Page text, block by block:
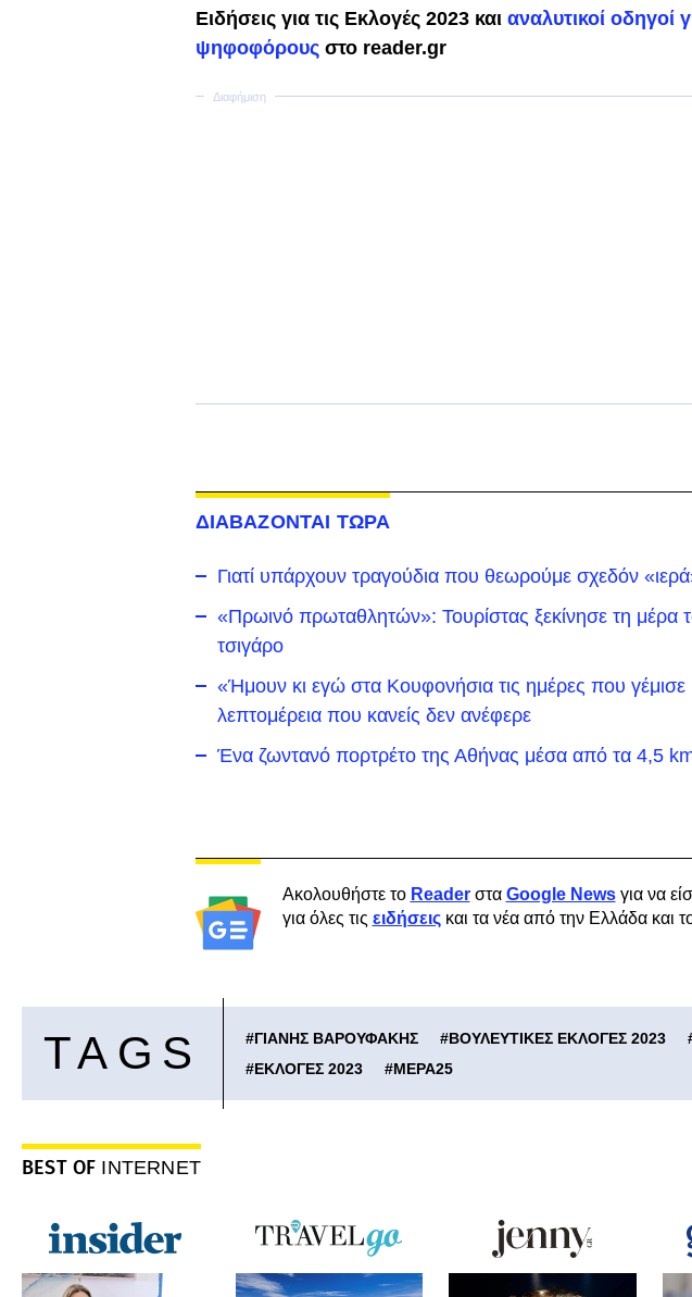
Ειδήσεις για τις Εκλογές 2023 και αναλυτικοί οδηγοί
ψηφοφόρουςστο reader.gr
ΔΙΑΒΑΖΟΝΤΑΙ ΤΩΡΑ
Γιατί υπάρχουν τραγούδια που θεωρούμε σχεδόν
«Πρωινό πρωταθλητών»: Τουρίστας ξεκίνησε τη μέρα
τσιγάρο
«Ήμουν κι εγώ στα Κουφονήσια τις ημέρες που γέμισε
λεπτομέρεια που κανείς δεν ανέφερε
Ένα ζωντανό πορτρέτο της Αθήνας μέσα από τα 4,5
Ακολουθήστε το Readerστα Google Newsγια να
για όλες τις ειδήσειςκαι τα νέα από την Ελλάδα και
TAGS #ΓΙΑΝΗΣ ΒΑΡΟΥΦΑΚΗΣ #ΒΟΥΛΕΥΤΙΚΕΣ ΕΚΛΟΓΕΣ 2023
#ΕΚΛΟΓΕΣ 2023 #ΜΕΡΑ25
BEST OF INTERNET